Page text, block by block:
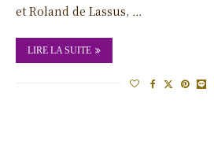
et Roland de Lassus, …
LIRE LA SUITE